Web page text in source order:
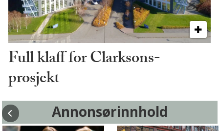
Full klaff for Clarksons-
prosjekt
Annonsørinnhold